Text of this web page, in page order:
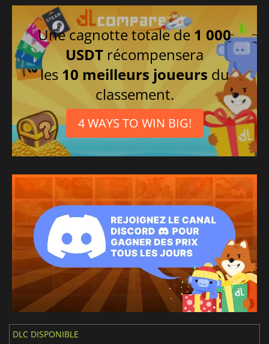
Allemand
Néerlandais
Une cagnotte totale de 1 000
USDT récompensera
les 10 meilleurs joueurs du
classement.
4 WAYS TO WIN BIG!
DLC DISPONIBLE